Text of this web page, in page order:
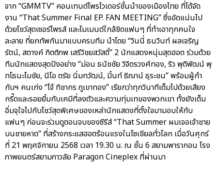
จาก “GMMTV” คอนเทนต์โพรไวเดอร์ชั้นนำของเมืองไทย ที่ได้จัด
งาน “That Summer Final EP. FAN MEETING” ซึ่งอัดแน่นไป
ด้วยโชว์สุดเซอร์ไพรส์ และโมเมนต์ใกล้ชิดแฟนๆ ที่ทำเอาทุกคนใจ
ละลาย ที่ยกทัพกันมาแบบครบทีม นำโดย “วินนี่ ธนวินท์ ผลเจริญ
รัตน์, สตางค์ กิตติภพ เสรีวิชยสวัสดิ์” 2 นักแสดงหนุ่มสุดฮอต ร่วมด้วย
ทีมนักแสดงสุดปังอย่าง “ม่อน ธนัชชัย วิจิตรวงศ์ทอง, ริว พุติพัฒน์ พุ
ทโธนะโมชัย, นีโอ ตรัย นิ่มทวัฒน์, มิ้นท์ ธิฌาน์ ธุระชน” พร้อมผู้กำ
กับฯ คนเก่ง “โจ้ ทิชากร ภูเขาทอง” เรียกว่าทุกวินาทีเต็มไปด้วยเสียง
กรี๊ดและรอยยิ้มกับเคมีที่ลงตัวและความทุ่มเทของพวกเขา ทั้งยังเต็ม
อิ่มจุใจไปกับโชว์สุดพิเศษของเหล่านักแสดงที่ตั้งใจมามอบให้กับ
แฟนๆ ก่อนจะร่วมดูตอนจบของซีรีส์ “That Summer ผมเจอเจ้าชาย
บนชายหาด” ที่สร้างกระแสฮอตร้อนแรงในโซเชียลทั่วโลก เมื่อวันศุกร์
ที่ 21 พฤศจิกายน 2568 เวลา 19.30 น. ณ ชั้น 6 สยามพารากอน โรง
ภาพยนตร์สยามภาวลัย Paragon Cineplex ที่ผ่านมา